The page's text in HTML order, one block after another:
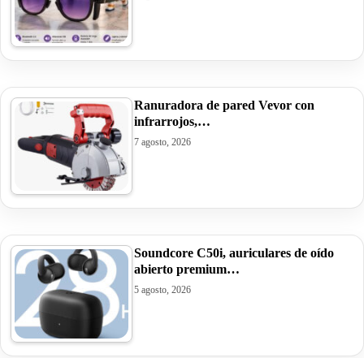
Ranuradora de pared Vevor con
infrarrojos,…
7 agosto, 2026
Soundcore C50i, auriculares de oído
abierto premium…
5 agosto, 2026